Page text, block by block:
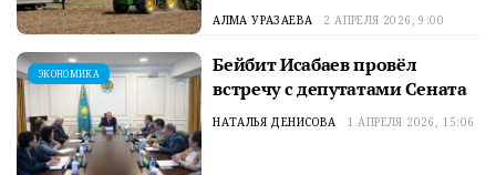
АЛМА УРАЗАЕВА 2 АПРЕЛЯ 2026, 9:00
ЭКОНОМИКА
Бейбит Исабаев провёл
встречу с депутатами Сената
НАТАЛЬЯ ДЕНИСОВА 1 АПРЕЛЯ 2026, 15:06